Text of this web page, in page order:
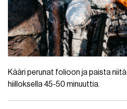
Kääri perunat folioon ja paista niitä
hiilloksella 45-50 minuuttia.